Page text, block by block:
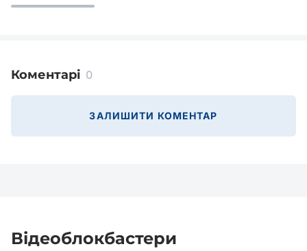
Коментарі 0
ЗАЛИШИТИ КОМЕНТАР
Відеоблокбастери